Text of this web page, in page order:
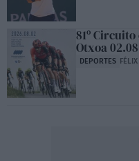
81º
Otxoa
DEPORTES